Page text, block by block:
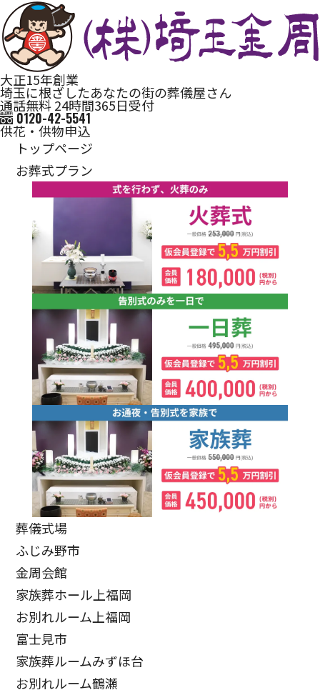
大正15年創業
埼玉に根ざしたあなたの街の葬儀屋さん
通話無料 24時間365日受付
0120-42-5541
供花・供物申込
トップページ
お葬式プラン
葬儀式場
ふじみ野市
金周会館
家族葬ホール上福岡
お別れルーム上福岡
富士見市
家族葬ルームみずほ台
お別れルーム鶴瀬